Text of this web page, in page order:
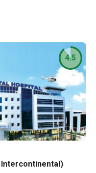
Intercontinental)
4.5